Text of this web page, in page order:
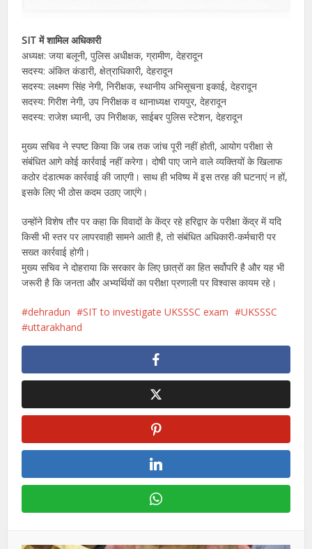
SIT में शामिल अधिकारी
अध्यक्ष: जया बलूनी, पुलिस अधीक्षक, ग्रामीण, देहरादून
सदस्य: अंकित कंडारी, क्षेत्राधिकारी, देहरादून
सदस्य: लक्ष्मण सिंह नेगी, निरीक्षक, स्थानीय अभिसूचना इकाई, देहरादून
सदस्य: गिरीश नेगी, उप निरीक्षक व थानाध्यक्ष रायपुर, देहरादून
सदस्य: राजेश ध्यानी, उप निरीक्षक, साईबर पुलिस स्टेशन, देहरादून
मुख्य सचिव ने स्पष्ट किया कि जब तक जांच पूरी नहीं होती, आयोग परीक्षा से
संबंधित आगे कोई कार्रवाई नहीं करेगा। दोषी पाए जाने वाले व्यक्तियों के खिलाफ
कठोर दंडात्मक कार्रवाई की जाएगी। साथ ही भविष्य में इस तरह की घटनाएं न हों,
इसके लिए भी ठोस कदम उठाए जाएंगे।
उन्होंने विशेष तौर पर कहा कि विवादों के केंद्र रहे हरिद्वार के परीक्षा केंद्र में यदि
किसी भी स्तर पर लापरवाही सामने आती है, तो संबंधित अधिकारी-कर्मचारी पर
सख्त कार्रवाई होगी।
मुख्य सचिव ने दोहराया कि सरकार के लिए छात्रों का हित सर्वोपरि है और यह भी
जरूरी है कि जनता और अभ्यर्थियों का परीक्षा प्रणाली पर विश्वास कायम रहे।
dehradun SIT to investigate UKSSSC exam
UKSSSC
uttarakhand